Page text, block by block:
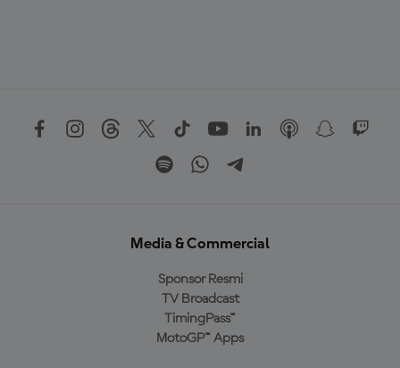
Media & Commercial
Sponsor Resmi
TV Broadcast
TimingPass™
MotoGP™ Apps